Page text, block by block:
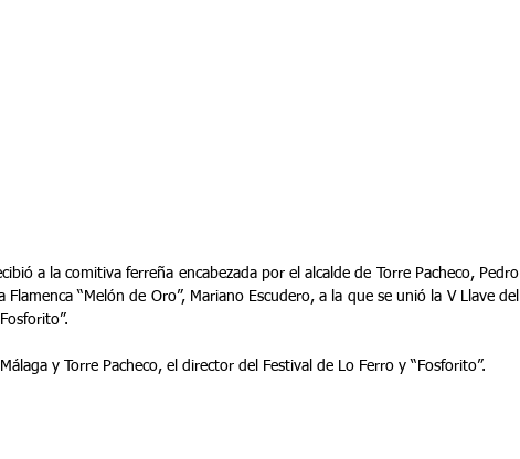
a la comitiva ferreña encabezada por el alcalde de Torre Pacheco, Pedro
“Melón de Oro”, Mariano Escudero, a la que se unió la V Llave del
y Torre Pacheco, el director del Festival de Lo Ferro y “Fosforito”.